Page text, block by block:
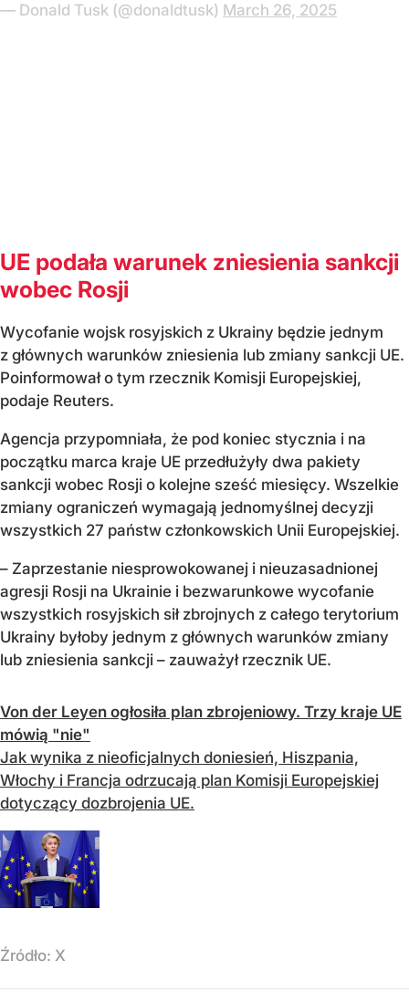
— Donald Tusk (@donaldtusk) March 26, 2025
UE podała warunek zniesienia sankcji
wobec Rosji
Wycofanie wojsk rosyjskich z Ukrainy będzie jednym
z głównych warunków zniesienia lub zmiany sankcji UE.
Poinformował o tym rzecznik Komisji Europejskiej,
podaje Reuters.
Agencja przypomniała, że pod koniec stycznia i na
początku marca kraje UE przedłużyły dwa pakiety
sankcji wobec Rosji o kolejne sześć miesięcy. Wszelkie
zmiany ograniczeń wymagają jednomyślnej decyzji
wszystkich 27 państw członkowskich Unii Europejskiej.
– Zaprzestanie niesprowokowanej i nieuzasadnionej
agresji Rosji na Ukrainie i bezwarunkowe wycofanie
wszystkich rosyjskich sił zbrojnych z całego terytorium
Ukrainy byłoby jednym z głównych warunków zmiany
lub zniesienia sankcji – zauważył rzecznik UE.
Von der Leyen ogłosiła plan zbrojeniowy. Trzy kraje UE
mówią "nie"
Jak wynika z nieoficjalnych doniesień, Hiszpania,
Włochy i Francja odrzucają plan Komisji Europejskiej
dotyczący dozbrojenia UE.
Źródło: X